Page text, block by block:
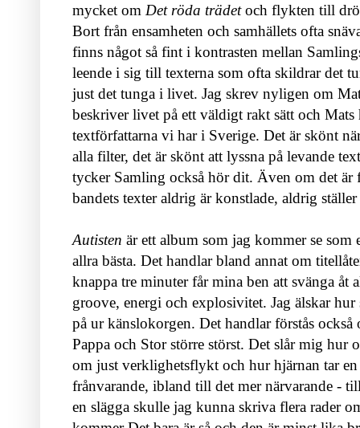
mycket om Det röda trädetoch flykten till
Bort från ensamheten och samhällets ofta
finns något så fint i kontrasten mellan
leende i sig till texterna som ofta skildrar det
just det tunga i livet. Jag skrev nyligen om
beskriver livet på ett väldigt rakt sätt och
textförfattarna vi har i Sverige. Det är skönt
alla filter, det är skönt att lyssna på levande
tycker Samling också hör dit. Även om det är
bandets texter aldrig är konstlade, aldrig
Autisten är ett album som jag kommer se som
allra bästa. Det handlar bland annat om
knappa tre minuter får mina ben att svänga åt
groove, energi och explosivitet. Jag älskar hur
på ur känslokorgen. Det handlar förstås
Pappa och Stor större störst. Det slår mig hur
om just verklighetsflykt och hur hjärnan tar
frånvarande, ibland till det mer närvarande -
en slägga skulle jag kunna skriva flera rader